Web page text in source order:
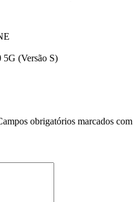
(Versão S)
obrigatórios marcados com